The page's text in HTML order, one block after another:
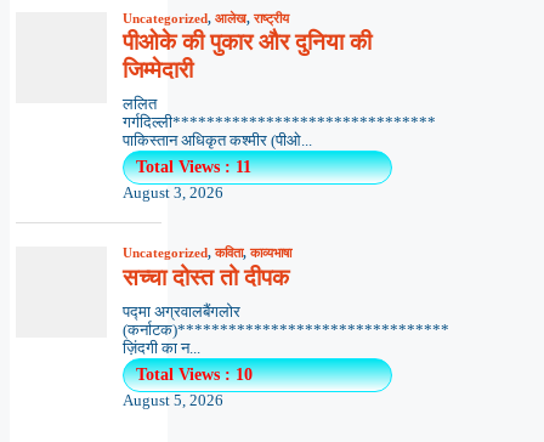
Uncategorized, आलेख,राष्ट्रीय
पीओके की पुकार और दुनिया की
जिम्मेदारी
ललित
गर्गदिल्ली*******************************
पाकिस्तान अधिकृत कश्मीर (पीओ...
Total Views : 11
August 3, 2026
Uncategorized,कविता,काव्यभाषा
सच्चा दोस्त तो दीपक
पद्मा अग्रवालबैंगलोर
(कर्नाटक)********************************
ज़िंदगी का न...
Total Views : 10
August 5, 2026